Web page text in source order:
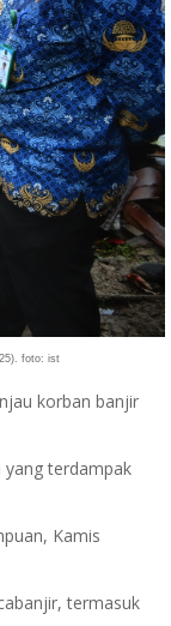
foto: ist
korban banjir
terdampak
Kamis
termasuk